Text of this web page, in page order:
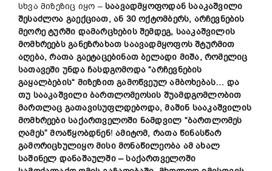
სხვა მიზეზიც იყო – საავადმყოფოდან სააკაშვილი
შესაძლოა გაექციათ, ან 30ოქტომბერს, არჩევნების
მეორე ტურში დამარცხების შემდეგ, სააკაშვილის
მომხრეებს განეზრახათ საავადმყოფოს შტურმით
აღება,რათა გაეტაცებინათ ბელადი მიშა,რომელიც
სათავეში უნდა ჩასდგომოდა “არჩევნების
გაყალბების“ მიზეზით გამოწვეულ ამბოხებას… და
თუ სააკაშვილი ბართლომეოსის შუამდგომლობით
მართლაც გათავისუფლდებოდა,მაშინ სააკაშვილის
მომხრეები საქართველოში ნამდვილ “ბართლომეს
ღამეს”მოაწყობდნენ!ამიტომ, რათა წინასწარ
გამორიცხულიყო მისი მონაწილეობა ამ ახალ
საშინელ დანაშაულში–საქართველოში